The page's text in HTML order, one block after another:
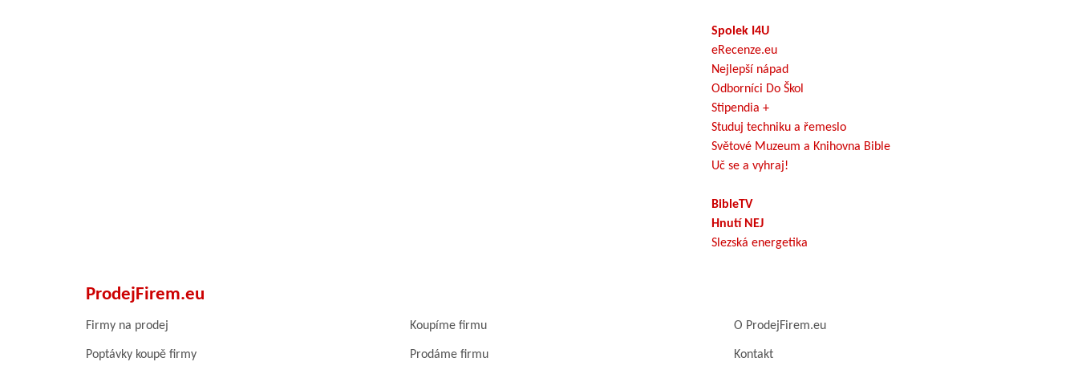
Spolek I4U
eRecenze.eu
Nejlepší nápad
Odborníci Do Škol
Stipendia +
Studuj techniku a řemeslo
Světové Muzeum a Knihovna Bible
Uč se a vyhraj!
BibleTV
Hnutí NEJ
Slezská energetika
ProdejFirem.eu
Firmy na prodej Koupíme firmu O ProdejFirem.eu
Poptávky koupě firmy Prodáme firmu Kontakt